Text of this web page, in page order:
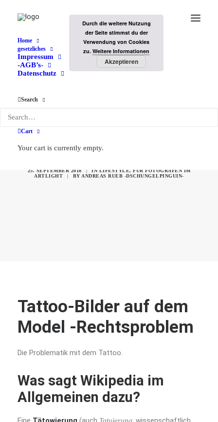
Home
gesetzliches
Impressum
-AGB’s-
Datenschutz
Search
Cart
Your cart is currently empty.
Tattoo-Bilder auf dem
Model -Rechtsproblem
25. SEPTEMBER 2018 | IN LIFESTYLE, FÜR FOTOGRAFEN IM
ARTLIGHT
| BY ANDREAS RUEB -DSCHUNGELPINGUIN-
Tattoo-Bilder auf dem
Model -Rechtsproblem
Die Problematik mit dem Tattoo.
Was sagt Wikipedia im
Allgemeinen dazu?
Durch die weitere Nutzung
der Seite stimmst du der
Verwendung von Cookies
zu. Weitere Informationen
Akzeptieren